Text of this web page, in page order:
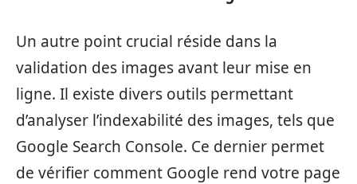
Un autre point crucial réside dans la
validation des images avant leur mise en
ligne. Il existe divers outils permettant
d’analyser l’indexabilité des images, tels que
Google Search Console. Ce dernier permet
de vérifier comment Google rend votre page